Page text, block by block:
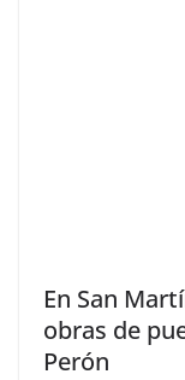
En San
obras de
Perón